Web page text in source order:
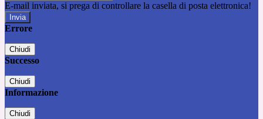
E-mail inviata, si prega di controllare la casella di posta elettronica!
Errore
Chiudi
Successo
Chiudi
Informazione
Chiudi